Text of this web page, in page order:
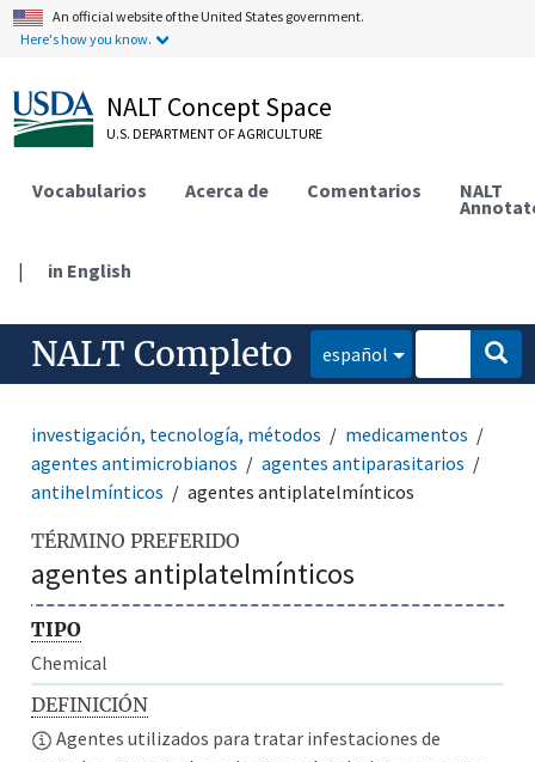
An official website of the United States government.
Here's how you know.
NALT Concept Space
U.S. DEPARTMENT OF AGRICULTURE
Vocabularios Acerca de Comentarios NALT
| in English
NALT Completo español
investigación, tecnología, métodos
medicamentos
agentes antimicrobianos
agentes antiparasitarios
antihelmínticos
agentes antiplatelmínticos
TÉRMINO PREFERIDO
agentes antiplatelmínticos
TIPO
Chemical
DEFINICIÓN
Agentes utilizados para tratar infestaciones de